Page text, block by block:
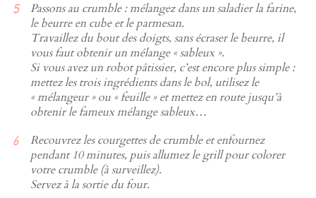
Passons au crumble : mélangez dans un saladier la farine,
le beurre en cube et le parmesan.
Travaillez du bout des doigts, sans écraser le beurre, il
vous faut obtenir un mélange « sableux ».
Si vous avez un robot pâtissier, c’est encore plus simple :
mettez les trois ingrédients dans le bol, utilisez le
« mélangeur » ou « feuille » et mettez en route jusqu’à
obtenir le fameux mélange sableux…
Recouvrez les courgettes de crumble et enfournez
pendant 10 minutes, puis allumez le grill pour colorer
votre crumble (à surveillez).
Servez à la sortie du four.